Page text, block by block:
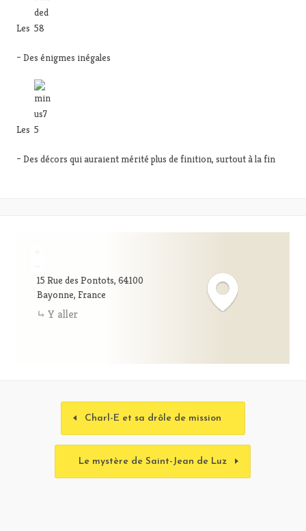
Les
– Des énigmes inégales
Les
– Des décors qui auraient mérité plus de finition, surtout à la fin
15 Rue des Pontots, 64100
Bayonne, France
Y aller
Charl-E et sa drôle de mission
Le mystère de Saint-Jean de Luz